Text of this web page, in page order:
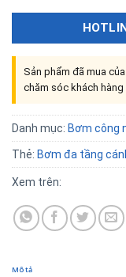
Sản phẩm đã mua
chăm sóc khách hàng
Danh mục: Bơm công
Thẻ: Bơm đa tầng
Xem trên:
Mô tả